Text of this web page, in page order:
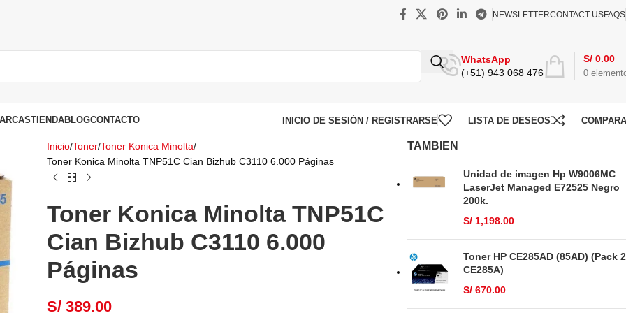
NEWSLETTERCONTACT USFAQS
WhatsApp
(+51) 943 068 476
0
S/ 0.00
TIENDABLOGCONTACTO INICIO DE SESIÓN / REGISTRARSE LISTA DE DESEOS
Inicio Toner Toner Konica Minolta
Toner Konica Minolta TNP51C Cian Bizhub C3110 6.000 Páginas
Toner Konica Minolta TNP51C
Cian Bizhub C3110 6.000
Páginas
S/ 389.00
TAMBIEN
Unidad de imagen Hp W9006MC
LaserJet Managed E72525 Negro
200k.
S/1,198.00
Toner HP CE285AD (85AD) (Pack 2
CE285A)
S/670.00